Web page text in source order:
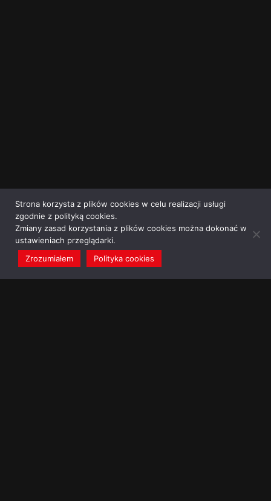
Strona korzysta z plików cookies w celu realizacji usługi
zgodnie z polityką cookies.
Zmiany zasad korzystania z plików cookies można dokonać w
ustawieniach przeglądarki.
Zrozumiałem
Polityka cookies